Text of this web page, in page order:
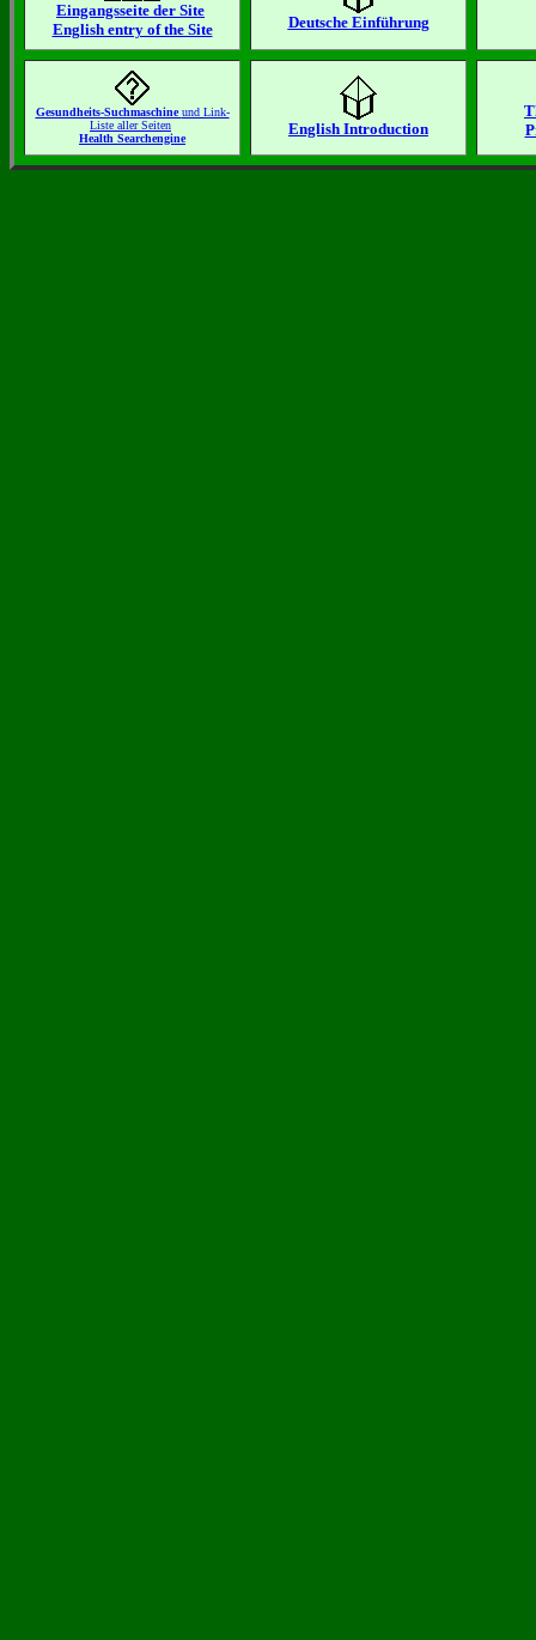
Eingangsseite der Site
English entry of the Site
Deutsche Einführung
Gesundheits-Suchmaschineund Link-
Liste aller Seiten
Health Searchengine
English Introduction